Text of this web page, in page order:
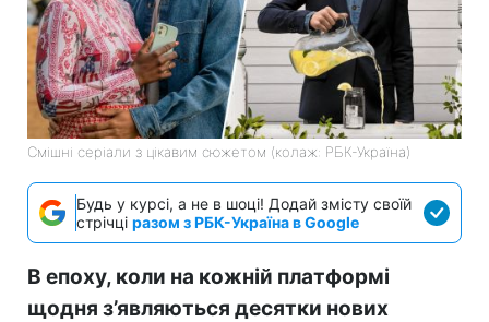
Смішні серіали з цікавим сюжетом (колаж: РБК-Україна)
Будь у курсі, а не в шоці! Додай змісту своїй
стрічці разом з РБК-Україна в Google
В епоху, коли на кожній платформі
щодня з’являються десятки нових